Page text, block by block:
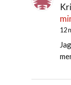
12